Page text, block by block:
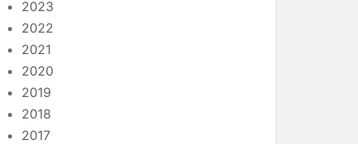
2023
2022
2021
2020
2019
2018
2017